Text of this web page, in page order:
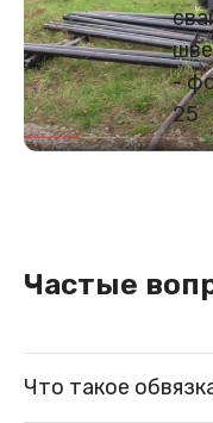
Частые
Что такое